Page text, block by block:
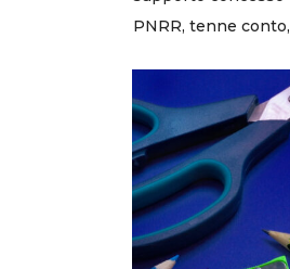
PNRR, tenne